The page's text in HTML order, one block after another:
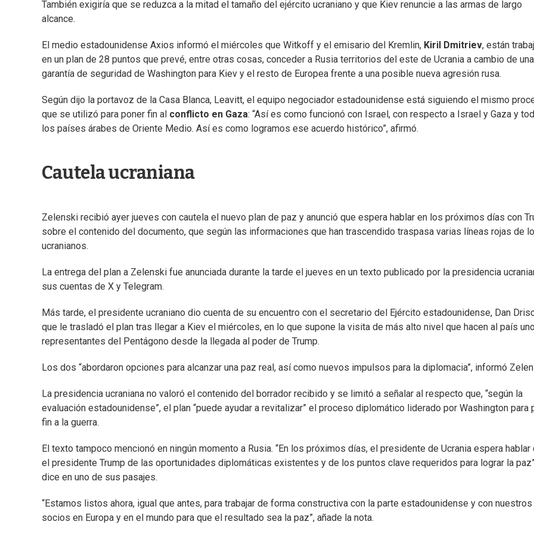
También exigiría que se reduzca a la mitad el tamaño del ejército ucraniano y que Kiev renuncie a las armas de largo
alcance.
El medio estadounidense Axios informó el miércoles que Witkoff y el emisario del Kremlin, Kiril Dmitriev, están
en un plan de 28 puntos que prevé, entre otras cosas, conceder a Rusia territorios del este de Ucrania a cambio de una
garantía de seguridad de Washington para Kiev y el resto de Europea frente a una posible nueva agresión rusa.
Según dijo la portavoz de la Casa Blanca, Leavitt, el equipo negociador estadounidense está siguiendo el mismo
que se utilizó para poner fin al conflicto en Gaza: “Así es como funcionó con Israel, con respecto a Israel y Gaza y
los países árabes de Oriente Medio. Así es como logramos ese acuerdo histórico”, afirmó.
Cautela ucraniana
Zelenski recibió ayer jueves con cautela el nuevo plan de paz y anunció que espera hablar en los próximos días con
sobre el contenido del documento, que según las informaciones que han trascendido traspasa varias líneas rojas de
ucranianos.
La entrega del plan a Zelenski fue anunciada durante la tarde el jueves en un texto publicado por la presidencia
sus cuentas de X y Telegram.
Más tarde, el presidente ucraniano dio cuenta de su encuentro con el secretario del Ejército estadounidense, Dan
que le trasladó el plan tras llegar a Kiev el miércoles, en lo que supone la visita de más alto nivel que hacen al país
representantes del Pentágono desde la llegada al poder de Trump.
Los dos “abordaron opciones para alcanzar una paz real, así como nuevos impulsos para la diplomacia”, informó
La presidencia ucraniana no valoró el contenido del borrador recibido y se limitó a señalar al respecto que, “según la
evaluación estadounidense”, el plan “puede ayudar a revitalizar” el proceso diplomático liderado por Washington para
fin a la guerra.
El texto tampoco mencionó en ningún momento a Rusia. “En los próximos días, el presidente de Ucrania espera hablar
el presidente Trump de las oportunidades diplomáticas existentes y de los puntos clave requeridos para lograr la
dice en uno de sus pasajes.
“Estamos listos ahora, igual que antes, para trabajar de forma constructiva con la parte estadounidense y con nuestros
socios en Europa y en el mundo para que el resultado sea la paz”, añade la nota.